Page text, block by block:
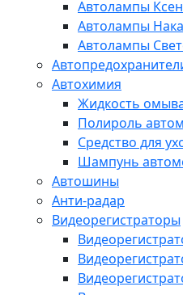
Автолампы
Автолампы
Автолампы
Автохимия
Жидкость
Полироль
Средство для
Шампунь
Автошины
Анти-радар
Видеорегистраторы